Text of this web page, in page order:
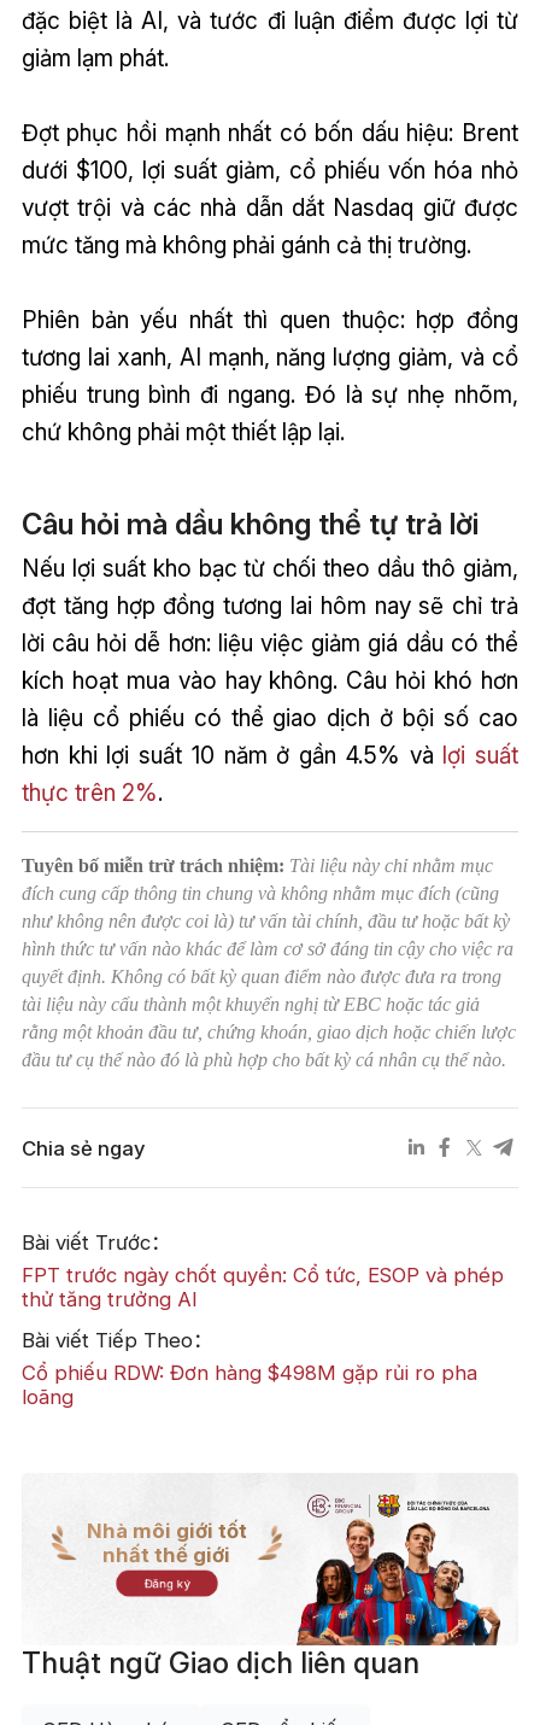
đặc biệt là AI, và tước đi luận điểm được lợi từ
giảm lạm phát.
Đợt phục hồi mạnh nhất có bốn dấu hiệu: Brent
dưới $100, lợi suất giảm, cổ phiếu vốn hóa nhỏ
vượt trội và các nhà dẫn dắt Nasdaq giữ được
mức tăng mà không phải gánh cả thị trường.
Phiên bản yếu nhất thì quen thuộc: hợp đồng
tương lai xanh, AI mạnh, năng lượng giảm, và cổ
phiếu trung bình đi ngang. Đó là sự nhẹ nhõm,
chứ không phải một thiết lập lại.
Câu hỏi mà dầu không thể tự trả lời
Nếu lợi suất kho bạc từ chối theo dầu thô giảm,
đợt tăng hợp đồng tương lai hôm nay sẽ chỉ trả
lời câu hỏi dễ hơn: liệu việc giảm giá dầu có thể
kích hoạt mua vào hay không. Câu hỏi khó hơn
là liệu cổ phiếu có thể giao dịch ở bội số cao
hơn khi lợi suất 10 năm ở gần 4.5% và lợi suất
thực trên 2%.
Tuyên bố miễn trừ trách nhiệm: Tài liệu này chỉ nhằm mục
đích cung cấp thông tin chung và không nhằm mục đích (cũng
như không nên được coi là) tư vấn tài chính, đầu tư hoặc bất kỳ
hình thức tư vấn nào khác để làm cơ sở đáng tin cậy cho việc ra
quyết định. Không có bất kỳ quan điểm nào được đưa ra trong
tài liệu này cấu thành một khuyến nghị từ EBC hoặc tác giả
rằng một khoản đầu tư, chứng khoán, giao dịch hoặc chiến lược
đầu tư cụ thể nào đó là phù hợp cho bất kỳ cá nhân cụ thể nào.
Chia sẻ ngay
Bài viết Trước：
FPT trước ngày chốt quyền: Cổ tức, ESOP và phép
thử tăng trưởng AI
Bài viết Tiếp Theo：
Cổ phiếu RDW: Đơn hàng $498M gặp rủi ro pha
loãng
Nhà môi giới tốt
nhất thế giới
Đăng ký
Thuật ngữ Giao dịch liên quan